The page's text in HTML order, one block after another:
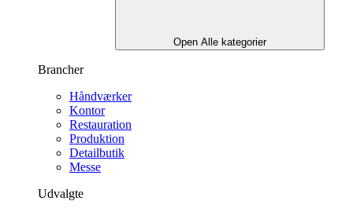
Open Alle kategorier
Brancher
Håndværker
Kontor
Restauration
Produktion
Detailbutik
Messe
Udvalgte